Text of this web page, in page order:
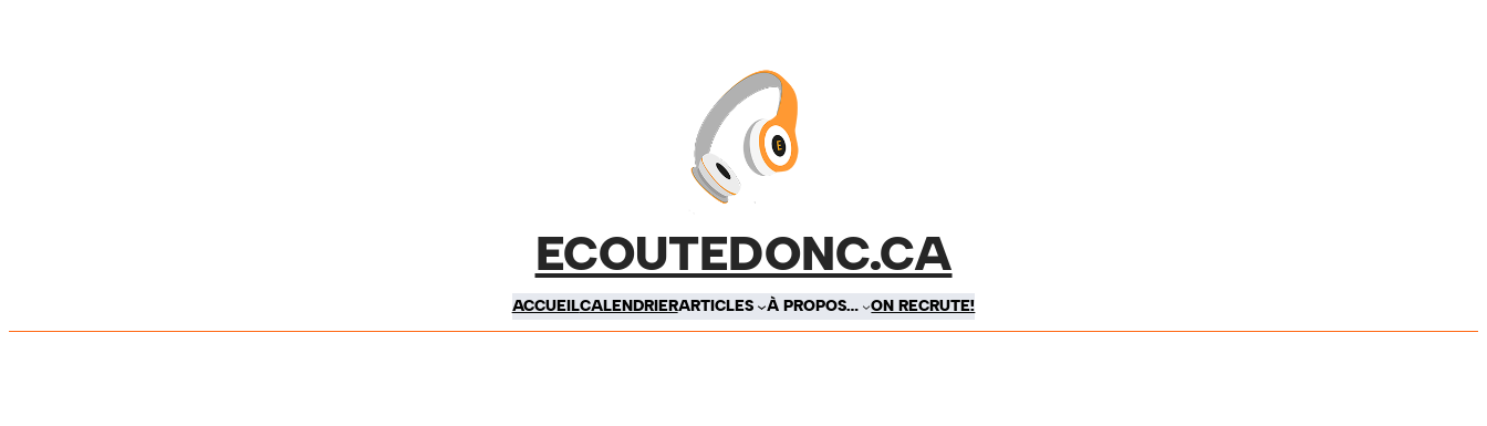
ECOUTEDONC.CA
ACCUEILCALENDRIERARTICLES À PROPOS… ON RECRUTE!